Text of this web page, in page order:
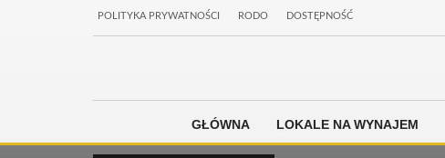
POLITYKA PRYWATNOŚCI RODO DOSTĘPNOŚĆ
GŁÓWNA LOKALE NA WYNAJEM